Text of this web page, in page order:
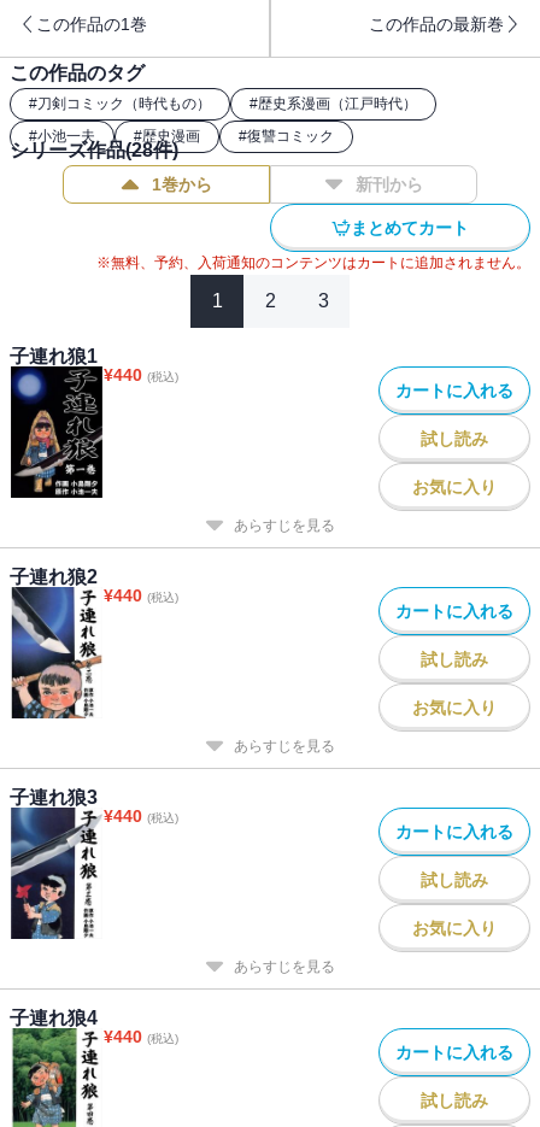
この作品の1巻 この作品の最新巻
この作品のタグ
#刀剣コミック（時代もの） #歴史系漫画（江戸時代）
#小池一夫 #歴史漫画 #復讐コミック
シリーズ作品(28件)
1巻から 新刊から
まとめてカート
※無料、予約、入荷通知のコンテンツはカートに追加されません。
1 2 3
子連れ狼1
¥440 (税込)
カートに入れる
試し読み
お気に入り
あらすじを見る
子連れ狼2
¥440 (税込)
カートに入れる
試し読み
お気に入り
あらすじを見る
子連れ狼3
¥440 (税込)
カートに入れる
試し読み
お気に入り
あらすじを見る
子連れ狼4
¥440 (税込)
カートに入れる
試し読み